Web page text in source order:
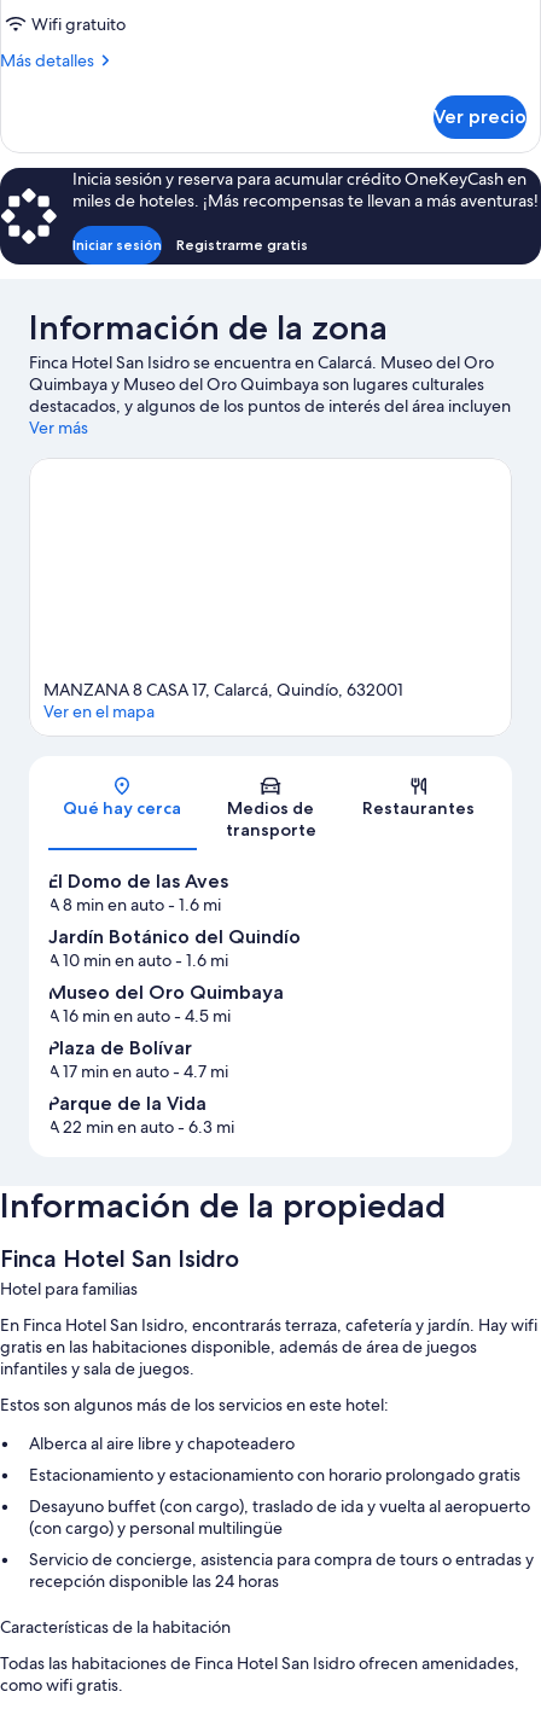
doble
2
Wifi gratuito
Más detalles
Más
doble
Confort,
2
camas
individuales
Ver precio
Inicia sesión y reserva para acumular crédito OneKeyCash en
miles de hoteles. ¡Más recompensas te llevan a más aventuras!
Iniciar sesión Registrarme gratis
Información de la zona
Finca Hotel San Isidro se encuentra en Calarcá. Museo del Oro
Quimbaya y Museo del Oro Quimbaya son lugares culturales
destacados, y algunos de los puntos de interés del área incluyen
Parque del Café y The Dome Birds. ¿Viajas con niños? No te
nuestra guía de Calarcá
Ver más
Sección del mapa
MANZANA 8 CASA 17, Calarcá, Quindío, 632001
Ver en el mapa
Qué hay cerca
Medios de
transporte
Restaurantes
El Domo de las Aves
A 8 min en auto- 1.6 mi
Jardín Botánico del Quindío
A 10 min en auto- 1.6 mi
Museo del Oro Quimbaya
A 16 min en auto- 4.5 mi
Plaza de Bolívar
A 17 min en auto- 4.7 mi
Parque de la Vida
A 22 min en auto- 6.3 mi
Información de la propiedad
Finca Hotel San Isidro
Hotel para familias
En Finca Hotel San Isidro, encontrarás terraza, cafetería y jardín. Hay wifi
gratis en las habitaciones disponible, además de área de juegos
infantiles y sala de juegos.
Estos son algunos más de los servicios en este hotel:
Alberca al aire libre y chapoteadero
Estacionamiento y estacionamiento con horario prolongado gratis
Desayuno buffet (con cargo), traslado de ida y vuelta al aeropuerto
(con cargo) y personal multilingüe
Servicio de concierge, asistencia para compra de tours o entradas y
recepción disponible las 24 horas
Características de la habitación
Todas las habitaciones de Finca Hotel San Isidro ofrecen amenidades,
como wifi gratis.